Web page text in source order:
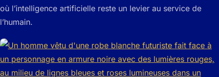
où l’intelligence artificielle reste un levier au service de
l’humain.